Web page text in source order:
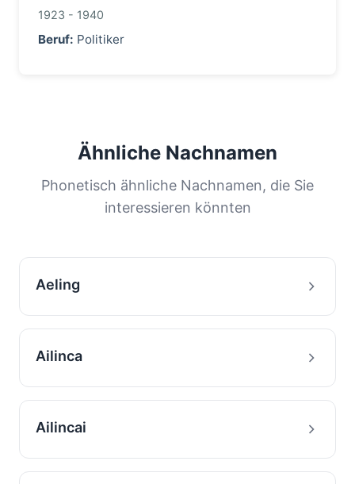
1923 - 1940
Beruf: Politiker
Ähnliche Nachnamen
Phonetisch ähnliche Nachnamen, die Sie
interessieren könnten
Aeling
Ailinca
Ailincai